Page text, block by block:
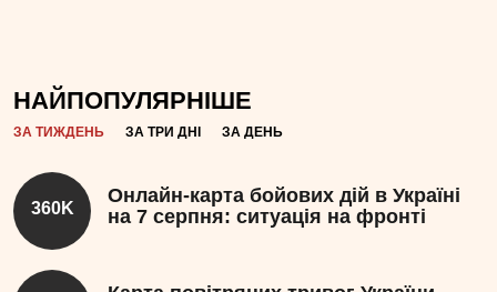
НАЙПОПУЛЯРНІШЕ
ЗА ТИЖДЕНЬ ЗА ТРИ ДНІ ЗА ДЕНЬ
360K
Онлайн-карта бойових дій в Україні
на 7 серпня: ситуація на фронті